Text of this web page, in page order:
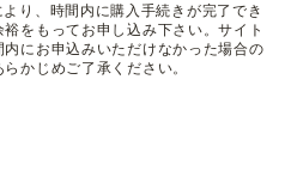
り、時間内に購入手続きが完了でき
をもってお申し込み下さい。サイト
にお申込みいただけなかった場合の
かじめご了承ください。